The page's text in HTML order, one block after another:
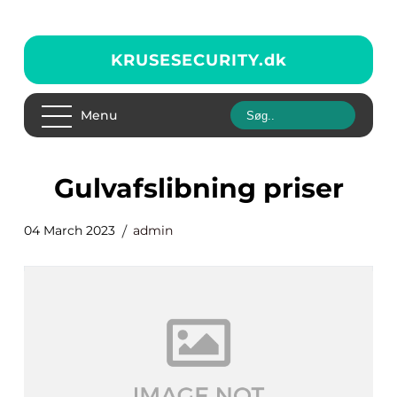
KRUSESECURITY.dk
Menu
Gulvafslibning priser
04 March 2023 admin